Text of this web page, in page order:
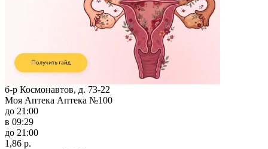
б-р Космонавтов, д. 73-22
Моя Аптека Аптека №100
до 21:00
в 09:29
до 21:00
1,86 р.